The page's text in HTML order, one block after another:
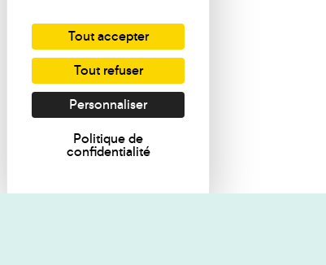
Tout accepter
Tout refuser
Personnaliser
Politique de
confidentialité